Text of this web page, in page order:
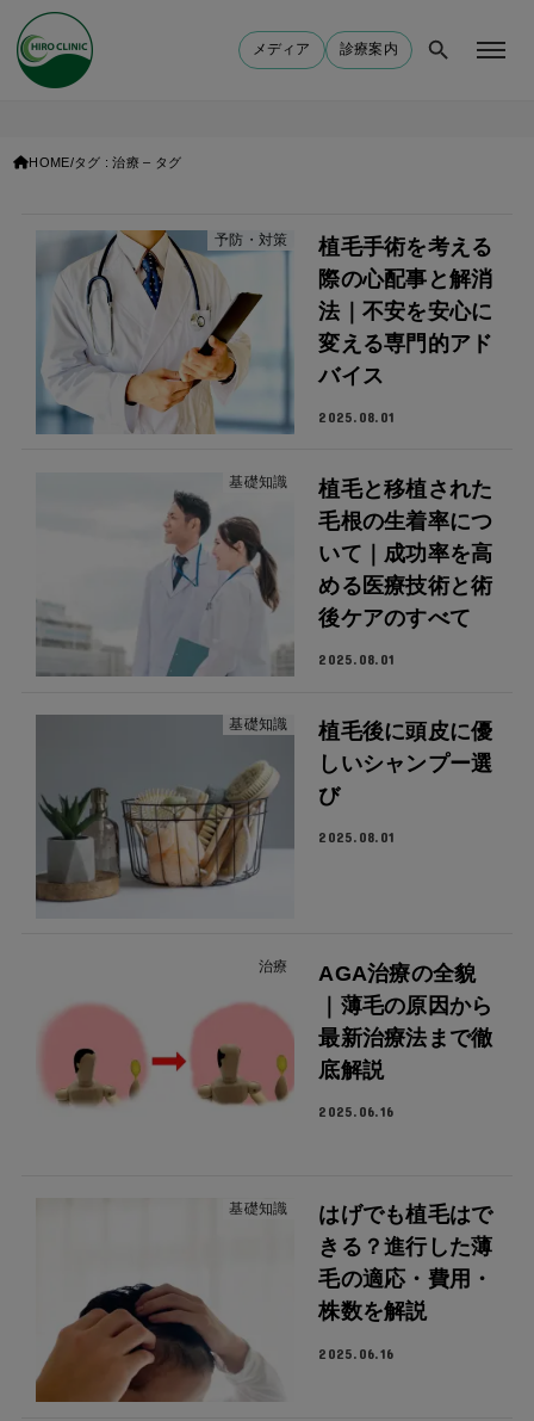
メディア 診療案内
HOME タグ : 治療 – タグ
予防・対策
植毛手術を考える
際の心配事と解消
法｜不安を安心に
変える専門的アド
バイス
2025.08.01
基礎知識
植毛と移植された
毛根の生着率につ
いて｜成功率を高
める医療技術と術
後ケアのすべて
2025.08.01
基礎知識
植毛後に頭皮に優
しいシャンプー選
び
2025.08.01
治療
AGA治療の全貌
｜薄毛の原因から
最新治療法まで徹
底解説
2025.06.16
基礎知識
はげでも植毛はで
きる？進行した薄
毛の適応・費用・
株数を解説
2025.06.16